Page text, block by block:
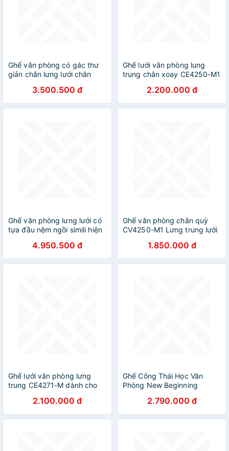
Ghế văn phòng có gác thư
giản chân lưng lưới chân
3.500.500 đ
Ghế lưới văn phòng lung
trung chân xoay CE4250-M1
2.200.000 đ
Ghế văn phòng lưng lưới có
tựa đầu nệm ngồi simili hiện
4.950.500 đ
Ghế văn phòng chân quỳ
CV4250-M1 Lưng trung lưới
nhân viên1.850.000 đ
Ghế lưới văn phòng lưng
trung CE4271-M dành cho
2.100.000 đ
Ghế Công Thái Học Văn
Phòng New Beginning
Lưới, Kèm Tựa Đầu, Tay Đa
Năng
2.790.000 đ